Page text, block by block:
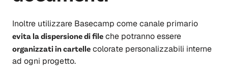
Inoltre utilizzare Basecamp come canale primario
evita la dispersione di file che potranno essere
organizzati in cartelle colorate personalizzabili interne
ad ogni progetto.